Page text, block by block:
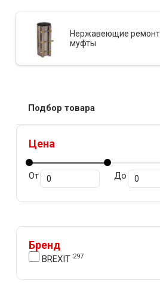
Нержавеющие
муфты
Подбор товара
Цена
От До
Бренд
BREXIT 297